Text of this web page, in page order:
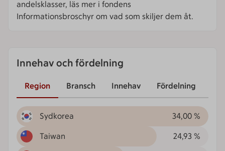
andelsklasser, läs mer i fondens
Informationsbroschyr om vad som skiljer dem åt.
Innehav och fördelning
Region Bransch Innehav Fördelning
Sydkorea 34,00 %
Taiwan 24,93 %